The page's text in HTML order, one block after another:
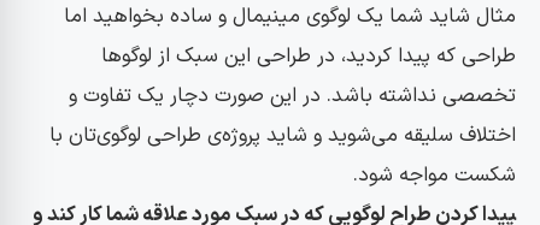
مثال شاید شما یک لوگوی مینیمال و ساده بخواهید اما
طراحی که پیدا کردید، در طراحی این سبک از لوگوها
تخصصی نداشته باشد. در این صورت دچار یک تفاوت و
اختلاف سلیقه می‌شوید و شاید پروژه‌ی طراحی لوگوی‌تان با
شکست مواجه شود.
پیدا کردن طراح لوگویی که در سبک مورد علاقه شما کار کند و